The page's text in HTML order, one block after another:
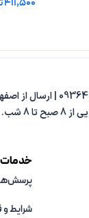
تلفن پشتیبانی:
8 شب.
خدمات
شرایط و